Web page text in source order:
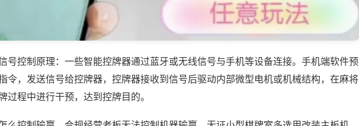
号控制原理：一些智能控牌器通过蓝牙或无线信号与手机等设备连接。手机端软件预
令，发送信号给控牌器，控牌器接收到信号后驱动内部微型电机或机械结构，在麻将
过程中进行干预，达到控牌目的。